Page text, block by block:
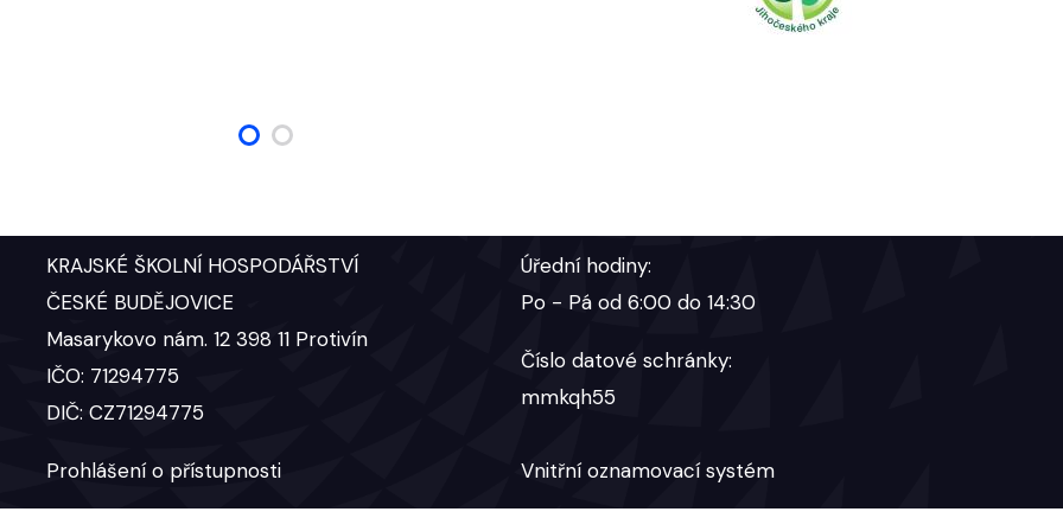
KRAJSKÉ ŠKOLNÍ HOSPODÁŘSTVÍ
ČESKÉ BUDĚJOVICE
Masarykovo nám. 12 398 11 Protivín
IČO: 71294775
DIČ: CZ71294775
Úřední hodiny:
Po - Pá od 6:00 do 14:30
Číslo datové schránky:
mmkqh55
Prohlášení o přístupnosti Vnitřní oznamovací systém